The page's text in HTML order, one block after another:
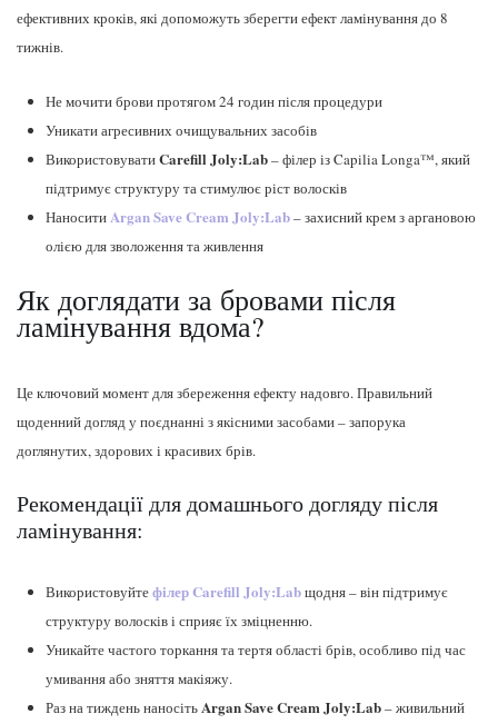
ефективних кроків, які допоможуть зберегти ефект ламінування до 8
тижнів.
Не мочити брови протягом 24 годин після процедури
Уникати агресивних очищувальних засобів
ВикористовуватиCarefill Joly:Lab– філер із Capilia Longa™, який
підтримує структуру та стимулює ріст волосків
НаноситиArgan Save Cream Joly:Lab– захисний крем з аргановою
олією для зволоження та живлення
Як доглядати за бровами після
ламінування вдома?
Це ключовий момент для збереження ефекту надовго. Правильний
щоденний догляд у поєднанні з якісними засобами – запорука
доглянутих, здорових і красивих брів.
Рекомендації для домашнього догляду після
ламінування:
Використовуйтефілер Carefill Joly:Labщодня – він підтримує
структуру волосків і сприяє їх зміцненню.
Уникайте частого торкання та тертя області брів, особливо під час
умивання або зняття макіяжу.
Раз на тиждень наносітьArgan Save Cream Joly:Lab– живильний